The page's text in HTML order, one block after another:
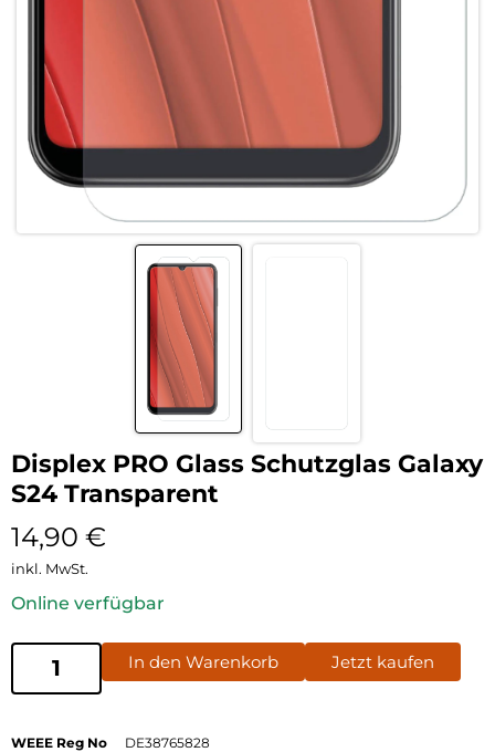
Displex PRO Glass Schutzglas Galaxy
S24 Transparent
14,90 €
inkl. MwSt.
Online verfügbar
In den Warenkorb Jetzt kaufen
WEEE Reg No
DE38765828